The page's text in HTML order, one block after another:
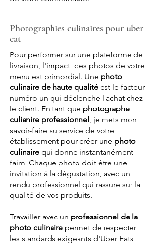
Photographies culinaires pour uber
eat
Pour performer sur une plateforme de
livraison, l'impact des photos de votre
menu est primordial. Une photo
culinaire de haute qualité est le facteur
numéro un qui déclenche l'achat chez
le client. En tant que photographe
culianire professionnel, je mets mon
savoir-faire au service de votre
établissement pour créer une photo
culinaire qui donne instantanément
faim. Chaque photo doit être une
invitation à la dégustation, avec un
rendu professionnel qui rassure sur la
qualité de vos produits.
Travailler avec un professionnel de la
photo culinaire permet de respecter
les standards exigeants d'Uber Eats